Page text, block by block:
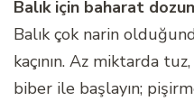
Balık için baharat
Balık çok narin
kaçının. Az miktarda
biber ile başlayın;